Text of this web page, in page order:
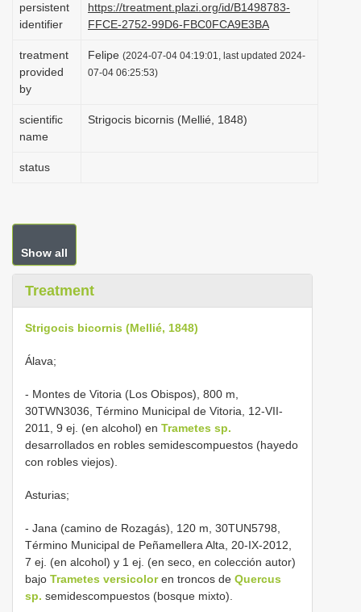
t
i
o
persistent
identifier
https://treatment.plazi.org/id/B1498783-
FFCE-2752-99D6-FBC0FCA9E3BA
treatment
provided
by
Felipe (2024-07-04 04:19:01, last updated 2024-
07-04 06:25:53)
scientific
name
Strigocis bicornis (Mellié, 1848)
status
Show all
Treatment
Strigocis bicornis (Mellié, 1848)
Álava;
- Montes de Vitoria (Los Obispos), 800 m,
30TWN3036, Término Municipal de Vitoria, 12-VII-
2011, 9 ej. (en alcohol) en Trametes sp.
desarrollados en robles semidescompuestos (hayedo
con robles viejos).
Asturias;
- Jana (camino de Rozagás), 120 m, 30TUN5798,
Término Municipal de Peñamellera Alta, 20-IX-2012,
7 ej. (en alcohol) y 1 ej. (en seco, en colección autor)
bajo Trametes versicoloren troncos de Quercus
sp. semidescompuestos (bosque mixto).